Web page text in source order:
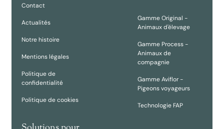
Contact
Actualités
Notre histoire
Mentions légales
Politique de
confidentialité
Politique de cookies
Gamme Original -
Animaux d'élevage
Gamme Process -
Animaux de
compagnie
Gamme Aviflor -
Pigeons voyageurs
Technologie FAP